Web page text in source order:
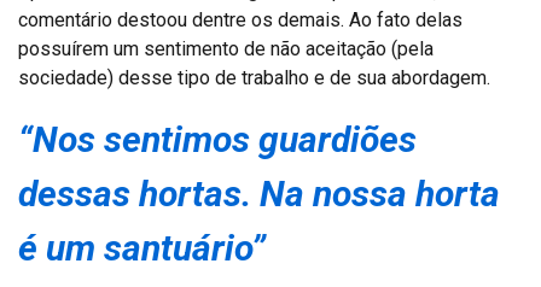
comentário destoou dentre os demais. Ao fato delas
possuírem um sentimento de não aceitação (pela
sociedade) desse tipo de trabalho e de sua abordagem.
“Nos sentimos guardiões
dessas hortas. Na nossa horta
é um santuário”